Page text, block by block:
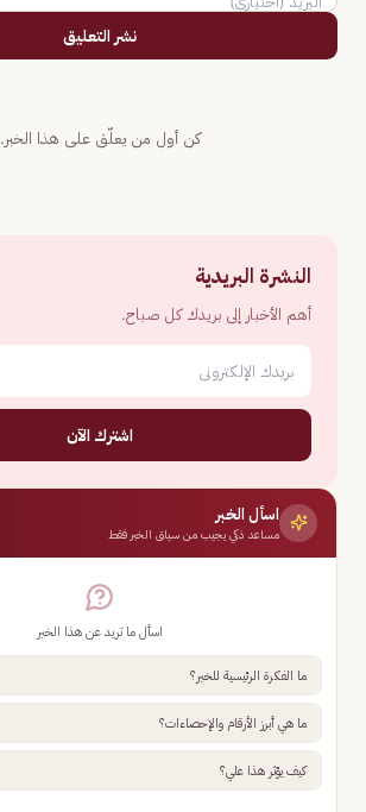
نشر التعليق
كن أول من يعلّق على هذا الخبر.
النشرة البريدية
أهم الأخبار إلى بريدك كل صباح.
اشترك الآن
اسأل الخبر
مساعد ذكي يجيب من سياق الخبر فقط
اسأل ما تريد عن هذا الخبر
ما الفكرة الرئيسية للخبر؟
ما هي أبرز الأرقام والإحصاءات؟
كيف يؤثر هذا علي؟